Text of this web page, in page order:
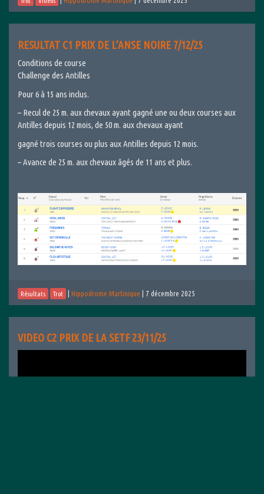
RESULTAT C1 PRIX DE L’ANSE NOIRE 7/12/25
Conditions de course
Challenge des Antilles
Pour 6 à 15 ans inclus.
– Recul de 25 m. aux chevaux ayant gagné une ou deux courses aux
Antilles depuis 12 mois, de 50 m. aux chevaux ayant
gagné trois courses ou plus aux Antilles depuis 12 mois.
– Avance de 25 m. aux chevaux âgés de 11 ans et plus.
Résultats Trot | Hippodrome Martinique | 7 décembre 2025
VIDEO C2 PRIX DE LA SETF 23/11/25